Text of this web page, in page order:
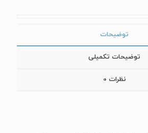
توضیحات
توضیحات تکمیلی
نظرات 0